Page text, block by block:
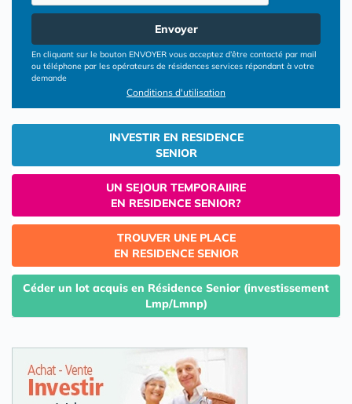
Envoyer
En cliquant sur le bouton ENVOYER vous acceptez d’être contacté par mail
ou téléphone par les opérateurs de résidences services répondant à votre
demande
Conditions d'utilisation
INVESTIR EN RESIDENCE
SENIOR
UN SEJOUR TEMPORAIIRE
EN RESIDENCE SENIOR?
TROUVER UNE PLACE
EN RESIDENCE SENIOR
Céder un lot acquis en Résidence Senior (investissement
Lmp/Lmnp)